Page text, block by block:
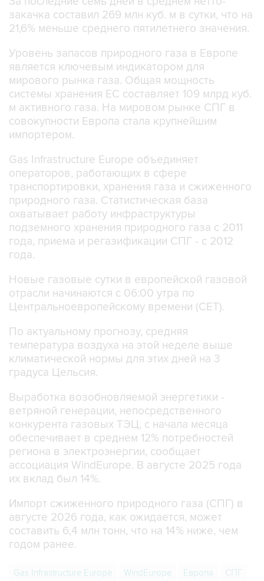
21,6% меньше среднего пятилетнего значения.
Уровень запасов природного газа в Европе
мирового рынка газа. Общая мощность
системы хранения ЕС составляет 109 млрд куб.
м активного газа. На мировом рынке СПГ в
совокупности Европа стала крупнейшим
импортером.
Gas Infrastructure Europe объединяет
транспортировки, хранения газа и сжиженного
природного газа. Статистическая база
охватывает работу инфраструктуры
подземного хранения природного газа с 2011
года, приема и регазификации СПГ - с 2012
года.
Новые газовые сутки в европейской газовой
Центральноевропейскому времени (CET).
По актуальному прогнозу, средняя
климатической нормы для этих дней на 3
градуса Цельсия.
Выработка возобновляемой энергетики -
конкурента газовых ТЭЦ, с начала месяца
обеспечивает в среднем 12% потребностей
региона в электроэнергии, сообщает
ассоциация WindEurope. В августе 2025 года
их вклад был 14%.
Импорт сжиженного природного газа (СПГ) в
составить 6,4 млн тонн, что на 14% ниже, чем
годом ранее.
Gas Infrastructure Europe
GIE